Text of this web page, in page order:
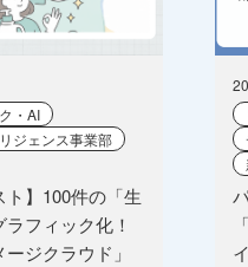
・AI
ジェンス事業部
ト】100件の「生
フィック化！
ジクラウド」